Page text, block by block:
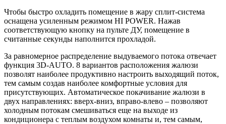
Чтобы быстро охладить помещение в жару сплит-система
оснащена усиленным режимом HI POWER. Нажав
соответствующую кнопку на пульте ДУ, помещение в
считанные секунды наполнится прохладой.
За равномерное распределение выдуваемого потока отвечает
функция 3D-AUTO. 8 вариантов расположения жалюзи
позволят наиболее продуктивно настроить выходящий поток,
тем самым создав наиболее комфортные условия для
присутствующих. Автоматическое покачивание жалюзи в
двух направлениях: вверх-вниз, вправо-влево – позволяют
холодным потокам смешиваться еще на выходе из
кондиционера с теплым воздухом комнаты и, тем самым,